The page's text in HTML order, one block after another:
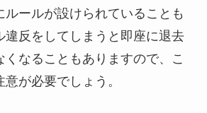
ルールが設けられていることも
違反をしてしまうと即座に退去
くなることもありますので、こ
が必要でしょう。